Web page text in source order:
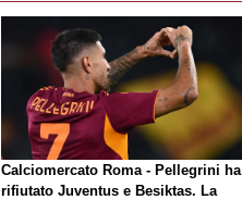
Calciomercato Roma - Pellegrini ha
rifiutato Juventus e Besiktas. La